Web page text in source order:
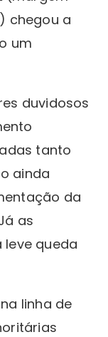
chegou a
um
duvidosos
tanto
ainda
da
as
leve queda
linha de